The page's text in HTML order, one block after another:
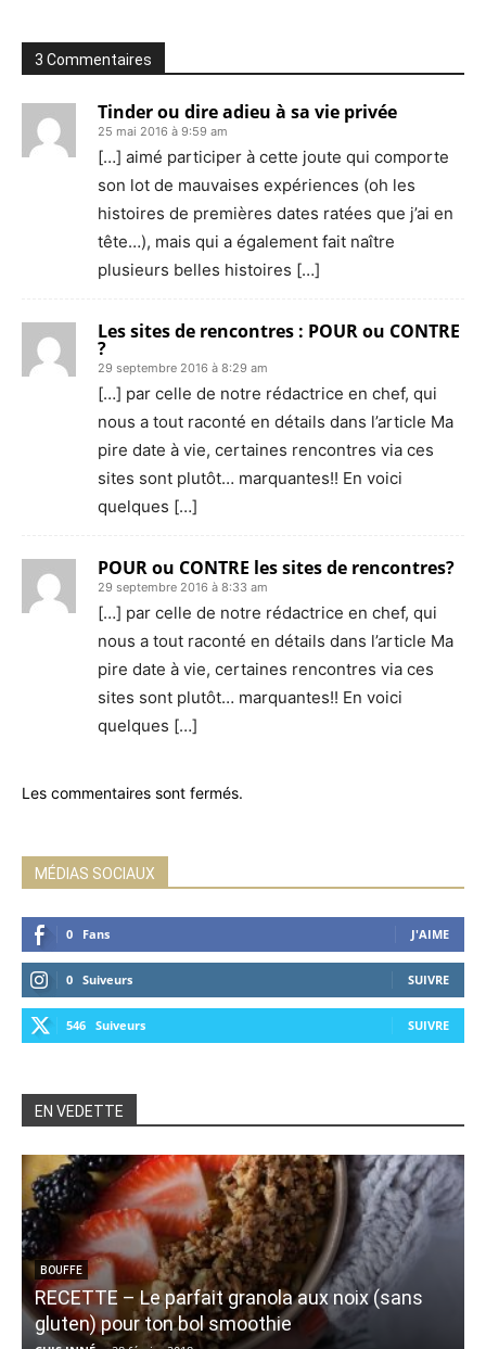
3 Commentaires
Tinder ou dire adieu à sa vie privée
25 mai 2016 à 9:59 am
[…] aimé participer à cette joute qui comporte
son lot de mauvaises expériences (oh les
histoires de premières dates ratées que j’ai en
tête…), mais qui a également fait naître
plusieurs belles histoires […]
Les sites de rencontres : POUR ou CONTRE
?
29 septembre 2016 à 8:29 am
[…] par celle de notre rédactrice en chef, qui
nous a tout raconté en détails dans l’article Ma
pire date à vie, certaines rencontres via ces
sites sont plutôt… marquantes!! En voici
quelques […]
POUR ou CONTRE les sites de rencontres?
29 septembre 2016 à 8:33 am
[…] par celle de notre rédactrice en chef, qui
nous a tout raconté en détails dans l’article Ma
pire date à vie, certaines rencontres via ces
sites sont plutôt… marquantes!! En voici
quelques […]
Les commentaires sont fermés.
MÉDIAS SOCIAUX
0 Fans J'AIME
0 Suiveurs SUIVRE
546 Suiveurs SUIVRE
EN VEDETTE
BOUFFE
RECETTE – Le parfait granola aux noix (sans
gluten) pour ton bol smoothie